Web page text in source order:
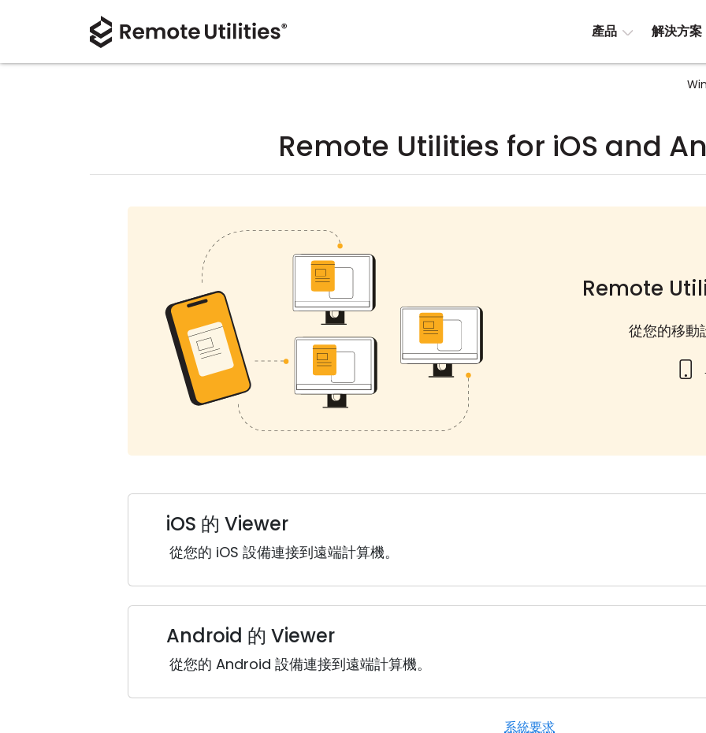
產品 解決方案
Remote Utilities for iOS and
Remote
從您的移動
iOS 的 Viewer
從您的 iOS 設備連接到遠端計算機。
Android 的 Viewer
從您的 Android 設備連接到遠端計算機。
系統要求